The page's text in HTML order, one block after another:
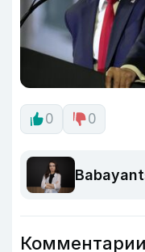
0 0
Комментарии